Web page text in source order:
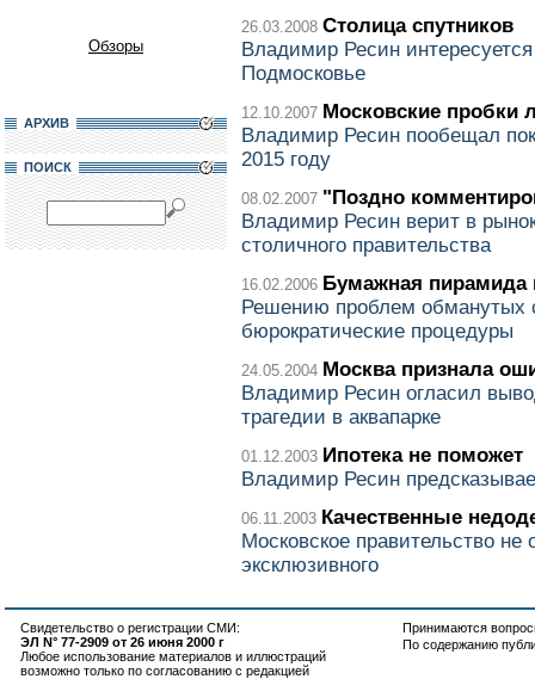
Обзоры
АРХИВ
ПОИСК
26.03.2008 Столица спутников
Владимир Ресин
Подмосковье
12.10.2007 Московские пробки
Владимир Ресин пообещал
2015 году
08.02.2007 "Поздно
Владимир Ресин верит в
столичного правительства
16.02.2006 Бумажная пирамида
Решению проблем обманутых
бюрократические процедуры
24.05.2004 Москва признала
Владимир Ресин огласил
трагедии в аквапарке
01.12.2003 Ипотека не поможет
Владимир Ресин
06.11.2003 Качественные
Московское правительство
эксклюзивного
Свидетельство о регистрации СМИ:
ЭЛ N° 77-2909 от 26 июня 2000 г
Любое использование материалов и иллюстраций
возможно только по согласованию с редакцией
Принимаются
По содержанию